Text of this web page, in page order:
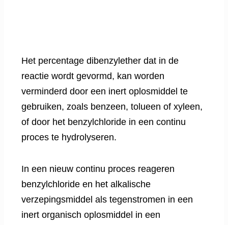
Het percentage dibenzylether dat in de
reactie wordt gevormd, kan worden
verminderd door een inert oplosmiddel te
gebruiken, zoals benzeen, tolueen of xyleen,
of door het benzylchloride in een continu
proces te hydrolyseren.
In een nieuw continu proces reageren
benzylchloride en het alkalische
verzepingsmiddel als tegenstromen in een
inert organisch oplosmiddel in een